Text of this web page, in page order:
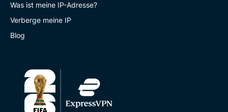
Was ist meine IP-Adresse?
Verberge meine IP
Blog